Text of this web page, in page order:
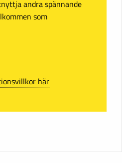
andra spännande
som
här